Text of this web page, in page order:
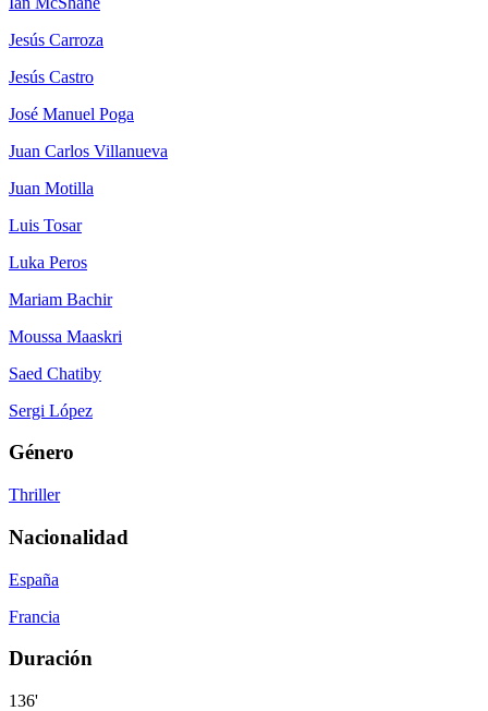
Jesús Carroza
Jesús Castro
José Manuel Poga
Juan Carlos Villanueva
Juan Motilla
Luis Tosar
Luka Peros
Mariam Bachir
Moussa Maaskri
Saed Chatiby
Sergi López
Género
Thriller
Nacionalidad
España
Francia
Duración
136'